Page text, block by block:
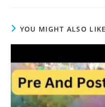
YOU MIGHT ALSO LIKE